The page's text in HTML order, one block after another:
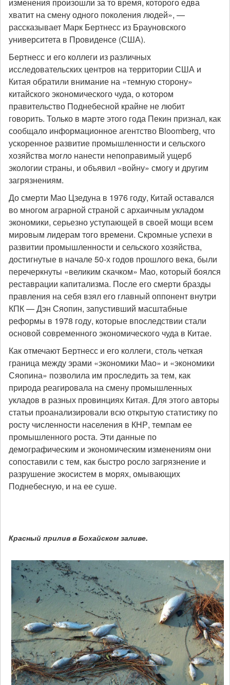
хватит на смену одного поколения людей», —
рассказывает Марк Бертнесс из Брауновского
университета в Провиденсе (США).
Бертнесс и его коллеги из различных
исследовательских центров на территории США и
Китая обратили внимание на «темную сторону»
китайского экономического чуда, о котором
правительство Поднебесной крайне не любит
говорить. Только в марте этого года Пекин признал, как
сообщало информационное агентство Bloomberg, что
ускоренное развитие промышленности и сельского
хозяйства могло нанести непоправимый ущерб
экологии страны, и объявил «войну» смогу и другим
загрязнениям.
До смерти Мао Цзедуна в 1976 году, Китай оставался
во многом аграрной страной с архаичным укладом
экономики, серьезно уступающей в своей мощи всем
мировым лидерам того времени. Скромные успехи в
развитии промышленности и сельского хозяйства,
достигнутые в начале 50-х годов прошлого века, были
перечеркнуты «великим скачком» Мао, который боялся
реставрации капитализма. После его смерти бразды
правления на себя взял его главный оппонент внутри
КПК — Дэн Сяопин, запустивший масштабные
реформы в 1978 году, которые впоследствии стали
основой современного экономического чуда в Китае.
Как отмечают Бертнесс и его коллеги, столь четкая
граница между эрами «экономики Мао» и «экономики
Сяопина» позволила им проследить за тем, как
природа реагировала на смену промышленных
укладов в разных провинциях Китая. Для этого авторы
статьи проанализировали всю открытую статистику по
росту численности населения в КНР, темпам ее
промышленного роста. Эти данные по
демографическим и экономическим изменениям они
сопоставили с тем, как быстро росло загрязнение и
разрушение экосистем в морях, омывающих
Поднебесную, и на ее суше.
Красный прилив в Бохайском заливе.